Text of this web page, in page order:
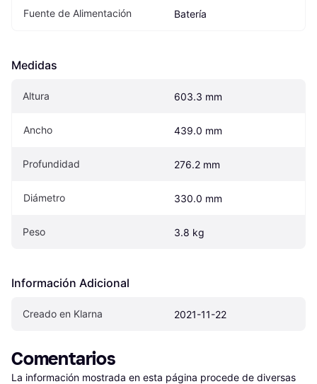
Fuente de Alimentación Batería
Medidas
Altura 603.3 mm
Ancho 439.0 mm
Profundidad 276.2 mm
Diámetro 330.0 mm
Peso 3.8 kg
Información Adicional
Creado en Klarna 2021-11-22
Comentarios
La información mostrada en esta página procede de diversas